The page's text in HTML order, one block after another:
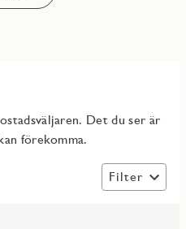
Det du ser är
förekomma.
Filter